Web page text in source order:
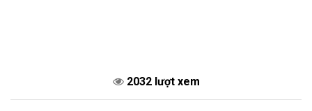
2032 lượt xem